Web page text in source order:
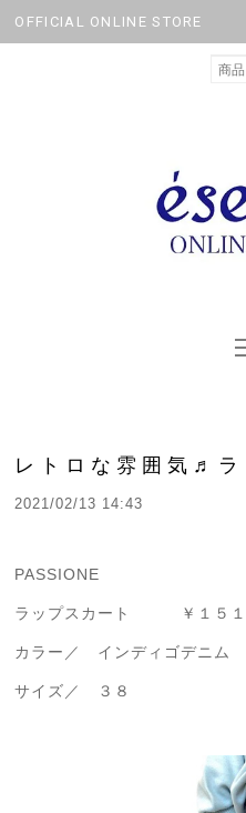
OFFICIAL ONLINE STORE
レトロな雰囲気♬ラ
2021/02/13 14:43
PASSIONE
ラップスカート ￥１５１
カラー／ インディゴデニム
サイズ／ ３８